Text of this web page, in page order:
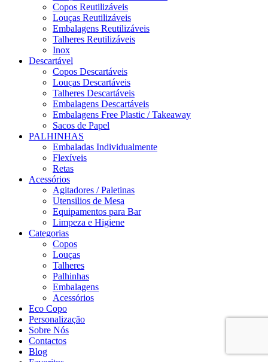
Copos Reutilizáveis
Louças Reutilizáveis
Embalagens Reutilizáveis
Talheres Reutilizáveis
Inox
Descartável
Copos Descartáveis
Louças Descartáveis
Talheres Descartáveis
Embalagens Descartáveis
Embalagens Free Plastic / Takeaway
Sacos de Papel
PALHINHAS
Embaladas Individualmente
Flexíveis
Retas
Acessórios
Agitadores / Paletinas
Utensilios de Mesa
Equipamentos para Bar
Limpeza e Higiene
Categorias
Copos
Louças
Talheres
Palhinhas
Embalagens
Acessórios
Eco Copo
Personalização
Sobre Nós
Contactos
Blog